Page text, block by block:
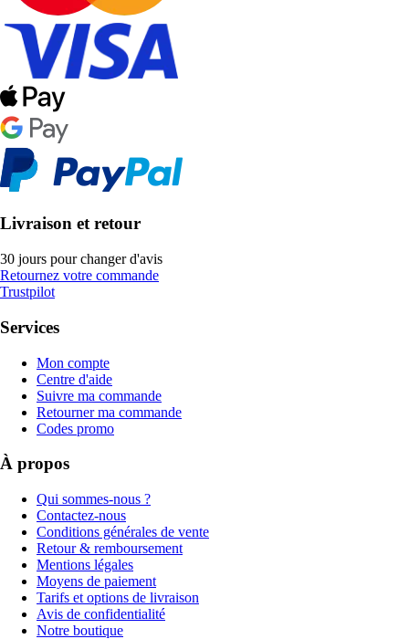
Livraison et retour
30 jours pour changer d'avis
Retournez votre commande
Trustpilot
Services
Mon compte
Centre d'aide
Suivre ma commande
Retourner ma commande
Codes promo
À propos
Qui sommes-nous ?
Contactez-nous
Conditions générales de vente
Retour & remboursement
Mentions légales
Moyens de paiement
Tarifs et options de livraison
Avis de confidentialité
Notre boutique